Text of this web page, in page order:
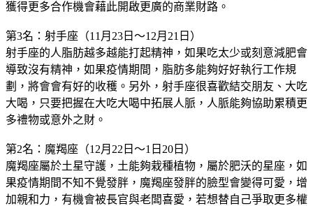
胖之際，藉此好好跟對方互動，關係將能更上一層樓，有機會
第3名：射手座（11月23日～12月21日）
射手座的人脂肪越多越能打起精神，如果吃太少或刻意減肥會
導致沒有精神，如果疫情期間，脂肪多能夠好好執行工作規
劃，將會會有好的收穫。另外，射手座很喜歡結交朋友、大吃
大喝，只要把握在大吃大喝中拓展人脈，人脈能夠協助累積更
第2名：魔羯座（12月22日～1日20日）
魔羯座屬於土星守護，土能夠栽種植物，屬於肥沃的星座，如
果疫情期間不知不覺發胖，魔羯座發胖的臉型會變得可愛，增